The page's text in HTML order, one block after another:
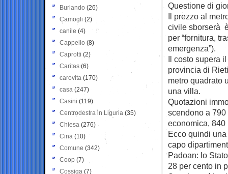
Questione di
Il prezzo al
civile sborserà
per “fornitura,
emergenza”).
Il costo supera
provincia di
metro quadrato
una villa.
Quotazioni
scendono a
economica,
Ecco quindi
capo
Padoan: lo
28 per cento in
Burlando (26)
Camogli (2)
canile (4)
Cappello (8)
Caprotti (2)
Caritas (6)
carovita (170)
casa (247)
Casini (119)
Centrodestra in Liguria (35)
Chiesa (276)
Cina (10)
Comune (342)
Coop (7)
Cossiga (7)